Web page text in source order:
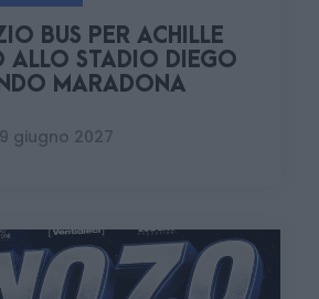
BUS PER ACHILLE
ALLO STADIO DIEGO
MARADONA
giugno 2027